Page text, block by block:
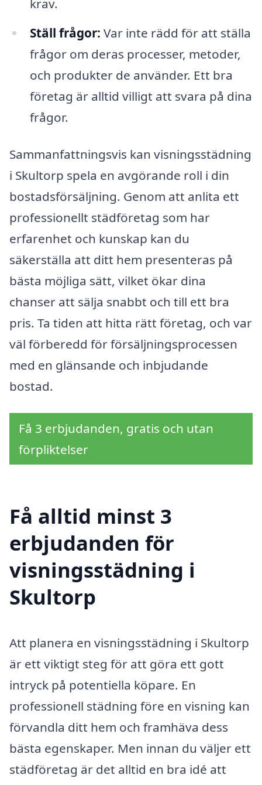
krav.
Ställ frågor: Var inte rädd för att ställa
frågor om deras processer, metoder,
och produkter de använder. Ett bra
företag är alltid villigt att svara på dina
frågor.
Sammanfattningsvis kan visningsstädning
i Skultorp spela en avgörande roll i din
bostadsförsäljning. Genom att anlita ett
professionellt städföretag som har
erfarenhet och kunskap kan du
säkerställa att ditt hem presenteras på
bästa möjliga sätt, vilket ökar dina
chanser att sälja snabbt och till ett bra
pris. Ta tiden att hitta rätt företag, och var
väl förberedd för försäljningsprocessen
med en glänsande och inbjudande
bostad.
Få 3 erbjudanden, gratis och utan
förpliktelser
Få alltid minst 3
erbjudanden för
visningsstädning i
Skultorp
Att planera en visningsstädning i Skultorp
är ett viktigt steg för att göra ett gott
intryck på potentiella köpare. En
professionell städning före en visning kan
förvandla ditt hem och framhäva dess
bästa egenskaper. Men innan du väljer ett
städföretag är det alltid en bra idé att